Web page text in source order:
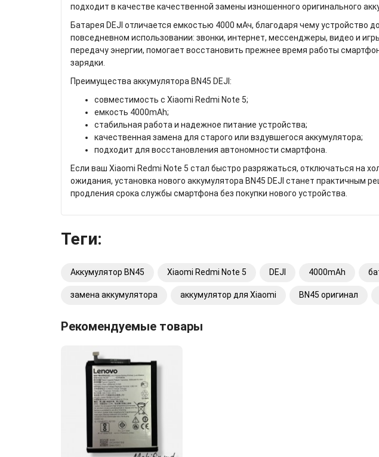
подходит в качестве качественной замены изношенного оригинального
Батарея DEJI отличается емкостью 4000 мАч, благодаря чему устройство
повседневном использовании: звонки, интернет, мессенджеры, видео и
передачу энергии, помогает восстановить прежнее время работы
зарядки.
Преимущества аккумулятора BN45 DEJI:
совместимость с Xiaomi Redmi Note 5;
емкость 4000mAh;
стабильная работа и надежное питание устройства;
качественная замена для старого или вздувшегося аккумулятора;
подходит для восстановления автономности смартфона.
Если ваш Xiaomi Redmi Note 5 стал быстро разряжаться, отключаться на
ожидания, установка нового аккумулятора BN45 DEJI станет практичным
продления срока службы смартфона без покупки нового устройства.
Теги:
Аккумулятор BN45 Xiaomi Redmi Note 5 DEJI 4000mAh
замена аккумулятора аккумулятор для Xiaomi BN45 оригинал
Рекомендуемые товары